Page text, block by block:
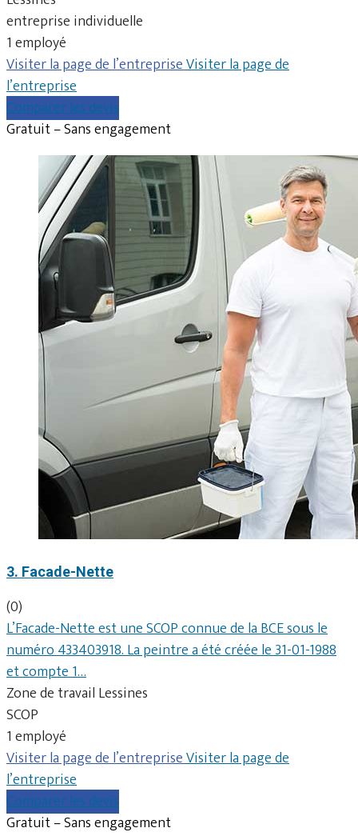
entreprise individuelle
1 employé
Visiter la page de l’entrepriseVisiter la page de
l’entreprise
Comparer les devis
Gratuit – Sans engagement
3. Facade-Nette
(0)
L’Facade-Nette est une SCOP connue de la BCE sous le
numéro 433403918. La peintre a été créée le 31-01-1988
et compte 1…
Zone de travail Lessines
SCOP
1 employé
Visiter la page de l’entrepriseVisiter la page de
l’entreprise
Comparer les devis
Gratuit – Sans engagement